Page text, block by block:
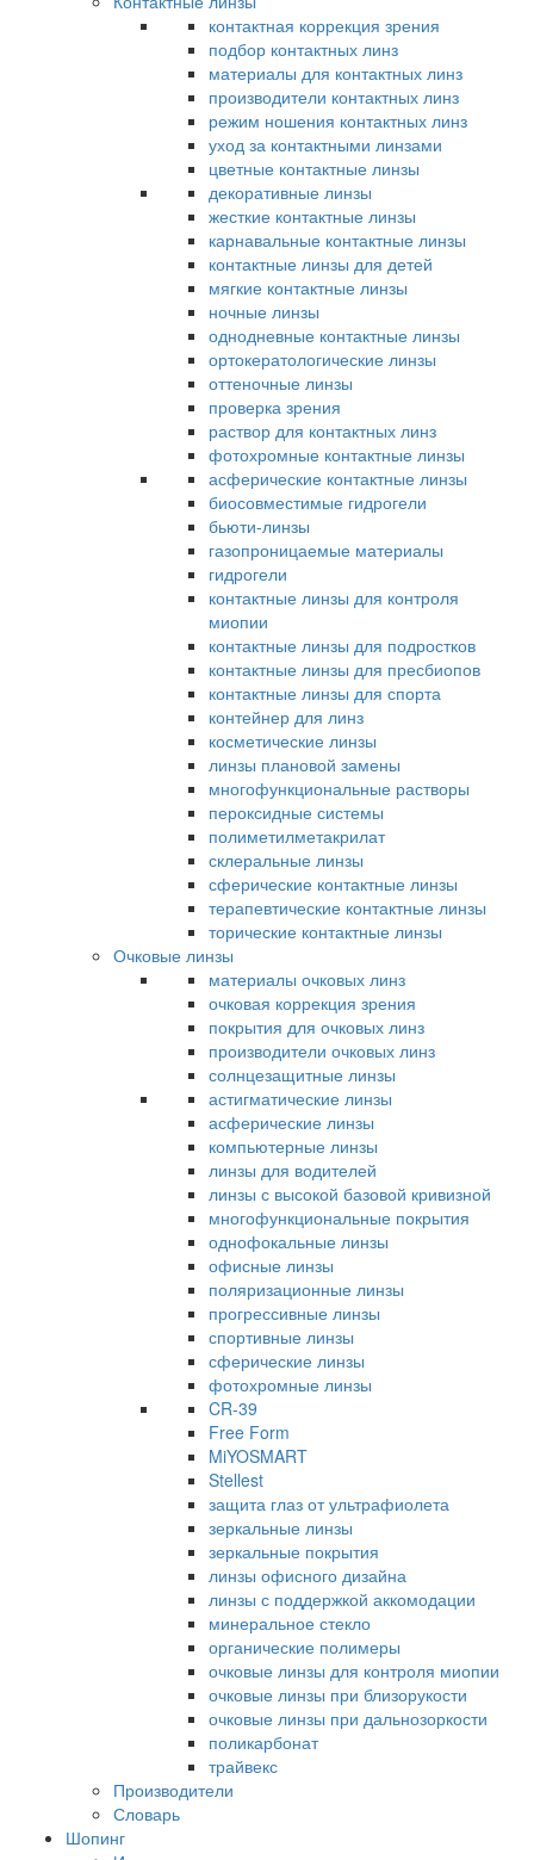
контактная коррекция зрения
подбор контактных линз
материалы для контактных линз
производители контактных линз
режим ношения контактных линз
уход за контактными линзами
цветные контактные линзы
декоративные линзы
жесткие контактные линзы
карнавальные контактные линзы
контактные линзы для детей
мягкие контактные линзы
ночные линзы
однодневные контактные линзы
ортокератологические линзы
оттеночные линзы
проверка зрения
раствор для контактных линз
фотохромные контактные линзы
асферические контактные линзы
биосовместимые гидрогели
бьюти-линзы
газопроницаемые материалы
гидрогели
контактные линзы для контроля
миопии
контактные линзы для подростков
контактные линзы для пресбиопов
контактные линзы для спорта
контейнер для линз
косметические линзы
линзы плановой замены
многофункциональные растворы
пероксидные системы
полиметилметакрилат
склеральные линзы
сферические контактные линзы
терапевтические контактные линзы
торические контактные линзы
Очковые линзы
материалы очковых линз
очковая коррекция зрения
покрытия для очковых линз
производители очковых линз
солнцезащитные линзы
астигматические линзы
асферические линзы
компьютерные линзы
линзы для водителей
линзы с высокой базовой кривизной
многофункциональные покрытия
однофокальные линзы
офисные линзы
поляризационные линзы
прогрессивные линзы
спортивные линзы
сферические линзы
фотохромные линзы
CR-39
Free Form
MiYOSMART
Stellest
защита глаз от ультрафиолета
зеркальные линзы
зеркальные покрытия
линзы офисного дизайна
линзы с поддержкой аккомодации
минеральное стекло
органические полимеры
очковые линзы для контроля миопии
очковые линзы при близорукости
очковые линзы при дальнозоркости
поликарбонат
трайвекс
Производители
Словарь
Шопинг